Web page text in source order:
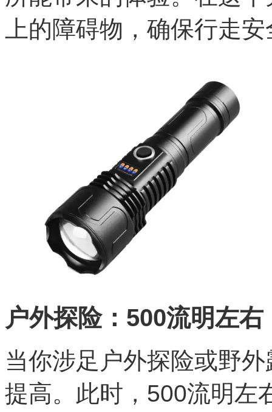
上的障碍物，确保行走
户外探险：500流明左右
当你涉足户外探险或野
提高。此时，500流明左